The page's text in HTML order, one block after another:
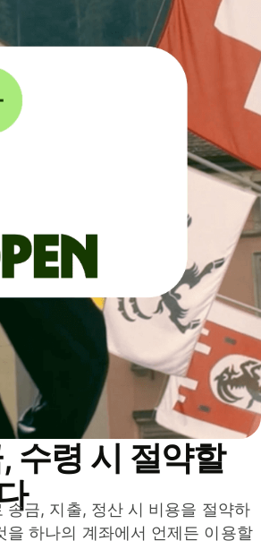
수령 시 절약할
송금, 지출, 정산 시 비용을 절약하
을 하나의 계좌에서 언제든 이용할